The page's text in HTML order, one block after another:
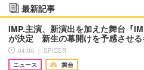
最新記事
IMP.主演、新演出を加えた舞台『
が決定 新生の幕開けを予感させ
04:00 ｜ SPICER
ニュース
舞台